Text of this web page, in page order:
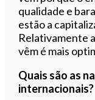
qualidade e
estão a
Relativamente
vêm é mais
Quais são as
internacionais?